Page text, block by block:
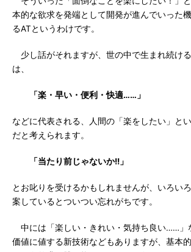
本的な欲求を発端として開発が進んでいった
るATというわけです。
少し話がそれますが、世の中で生まれ続け
は、
「楽・早い・便利・快適……」
などに代表される、人間の「楽をしたい」と
だと考えられます。
「当たり前じゃないか!!」
とお叱りを受けるかもしれませんが、いろい
案しているとついつい忘れがちです。
中には「楽しい・きれい・気持ち良い……」
価値に値する新技術などもありますが、基本